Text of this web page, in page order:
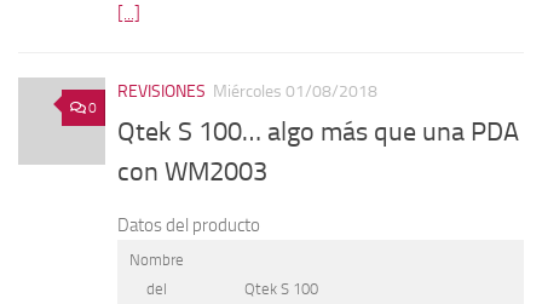
[...]
0
REVISIONES Miércoles 01/08/2018
Qtek S 100… algo más que una PDA
con WM2003
Datos del producto
Nombre
del
Qtek S 100